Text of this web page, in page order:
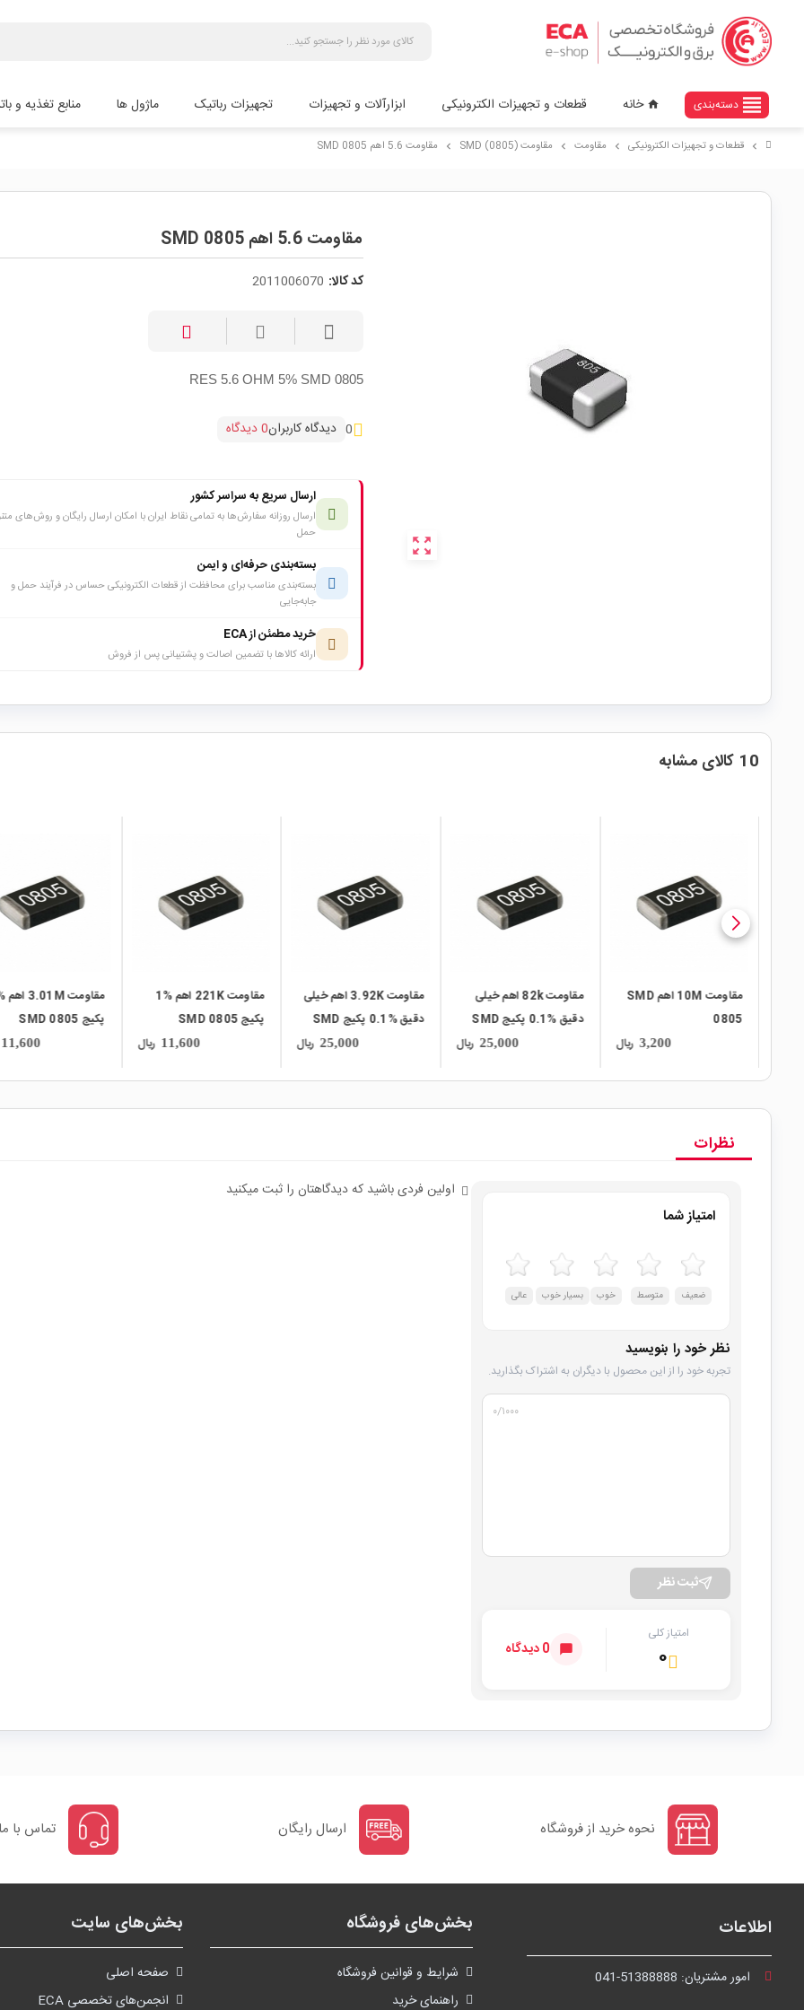
view_headline دسته‌بندی home خانه قطعات و تجهیزات الکترونیکی ابزارآلات و تجهیزات تجهیزات رباتیک ماژول ها منابع تغذیه و
chevron_right قطعات و تجهیزات الکترونیکی chevron_right مقاومت chevron_right مقاومت (SMD (0805 chevron_right مقاومت 5.6 اهم SMD 0805
zoom_out_map
مقاومت 5.6 اهم SMD 0805
کد کالا: 2011006070
RES 5.6 OHM 5% SMD 0805
0 دیدگاه کاربران0 دیدگاه
ارسال سریع به سراسر کشور
ارسال روزانه سفارش‌ها به تمامی نقاط ایران با امکان ارسال رایگان و روش‌های
حمل
بسته‌بندی حرفه‌ای و ایمن
بسته‌بندی مناسب برای محافظت از قطعات الکترونیکی حساس در فرآیند حمل و
جابه‌جایی
خرید مطمئن از ECA
ارائه کالاها با تضمین اصالت و پشتیبانی پس از فروش
10 کالای مشابه
مقاومت 10M اهم SMD
0805
3,200 ریال
مقاومت 82k اهم خیلی
دقیق %0.1 پکیج SMD
25,000 ریال
مقاومت 3.92K اهم خیلی
دقیق %0.1 پکیج SMD
25,000 ریال
مقاومت 221K اهم %1
پکیج SMD 0805
11,600 ریال
پکیج 0805 SMD
11,600
نظرات
امتیاز شما
ضعیف متوسط خوب بسیار خوب عالی
نظر خود را بنویسید
تجربه خود را از این محصول با دیگران به اشتراک بگذارید.
۰/۱۰۰۰
ثبت نظر
امتیاز کلی
۰ 0 دیدگاه
اولین فردی باشید که دیدگاهتان را ثبت میکنید
نحوه خرید از فروشگاه ارسال رایگان تماس با
اطلاعات
امور مشتریان: 041-51388888
بخش‌های فروشگاه
شرايط و قوانین فروشگاه
راهنمای خرید
بخش‌های سایت
صفحه اصلی
انجمن‌های تخصصی ECA